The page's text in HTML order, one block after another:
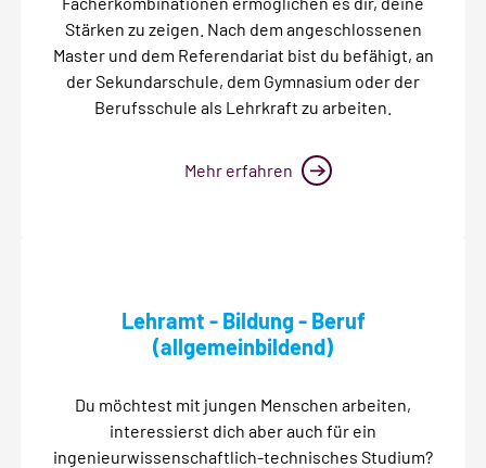
Stärken zu zeigen. Nach dem angeschlossenen
Master und dem Referendariat bist du befähigt, an
der Sekundarschule, dem Gymnasium oder der
Berufsschule als Lehrkraft zu arbeiten.
Mehr erfahren
Lehramt - Bildung - Beruf
(allgemeinbildend)
Du möchtest mit jungen Menschen arbeiten,
interessierst dich aber auch für ein
ingenieurwissenschaftlich-technisches Studium?